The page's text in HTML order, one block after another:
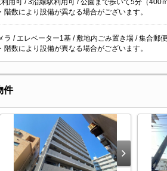
用可 / 3沿線駅利用可 / 公園まで歩いて5分（400
数により設備が異なる場合がございます。
ラ / エレベーター1基 / 敷地内ごみ置き場 / 集合郵
数により設備が異なる場合がございます。
件